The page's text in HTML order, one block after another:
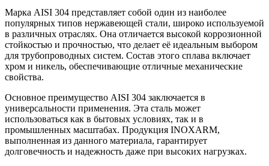
Марка AISI 304 представляет собой один из наиболее
популярных типов нержавеющей стали, широко используемой
в различных отраслях. Она отличается высокой коррозионной
стойкостью и прочностью, что делает её идеальным выбором
для трубопроводных систем. Состав этого сплава включает
хром и никель, обеспечивающие отличные механические
свойства.
Основное преимущество AISI 304 заключается в
универсальности применения. Эта сталь может
использоваться как в бытовых условиях, так и в
промышленных масштабах. Продукция INOXARM,
выполненная из данного материала, гарантирует
долговечность и надежность даже при высоких нагрузках.